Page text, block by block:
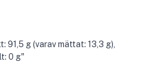
91,5 g (varav mättat: 13,3 g),
0 g"